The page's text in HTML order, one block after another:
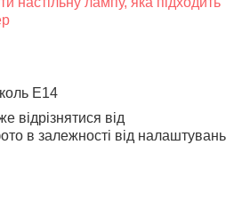
E14
відрізнятися від
в залежності від налаштувань